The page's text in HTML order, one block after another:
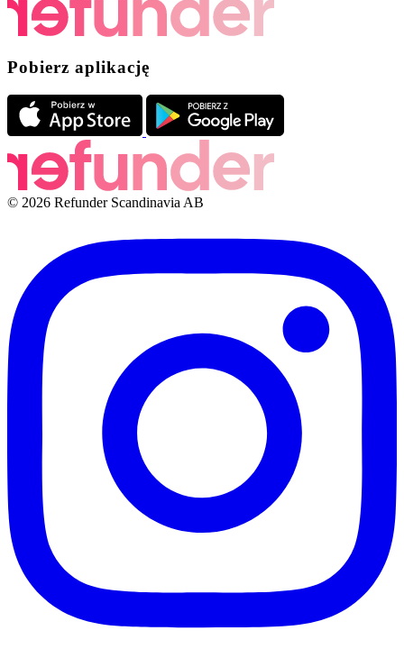
Pobierz aplikację
© 2026 Refunder Scandinavia AB